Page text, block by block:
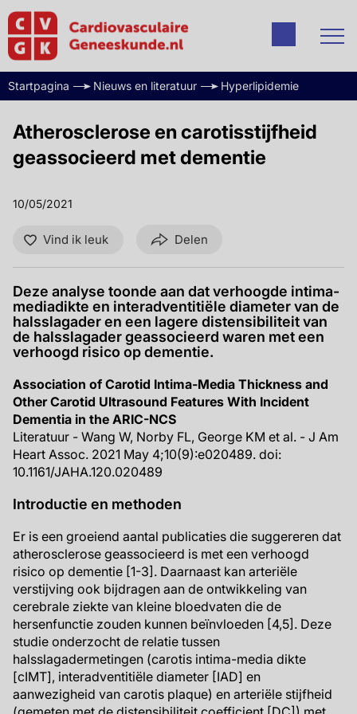
Startpagina Nieuws en literatuur Hyperlipidemie
Atherosclerose en carotisstijfheid
geassocieerd met dementie
10/05/2021
Vind ik leuk Delen
Deze analyse toonde aan dat verhoogde intima-
mediadikte en interadventitiële diameter van de
halsslagader en een lagere distensibiliteit van
de halsslagader geassocieerd waren met een
verhoogd risico op dementie.
Association of Carotid Intima-Media Thickness and
Other Carotid Ultrasound Features With Incident
Dementia in the ARIC-NCS
Literatuur - Wang W, Norby FL, George KM et al. - J Am
Heart Assoc. 2021 May 4;10(9):e020489. doi:
10.1161/JAHA.120.020489
Introductie en methoden
Er is een groeiend aantal publicaties die suggereren dat
atherosclerose geassocieerd is met een verhoogd
risico op dementie [1-3]. Daarnaast kan arteriële
verstijving ook bijdragen aan de ontwikkeling van
cerebrale ziekte van kleine bloedvaten die de
hersenfunctie zouden kunnen beïnvloeden [4,5]. Deze
studie onderzocht de relatie tussen
halsslagadermetingen (carotis intima-media dikte
[cIMT], interadventitiële diameter [IAD] en
aanwezigheid van carotis plaque) en arteriële stijfheid